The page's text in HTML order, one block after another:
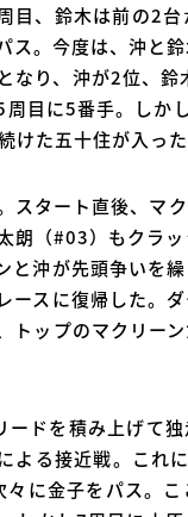
目、鈴木は前の2
。今度は、沖と
なり、沖が2位、
目に5番手。しか
た五十住が入った
スタート直後、マ
朗（#03）もクラ
沖が先頭争いを
スに復帰した。
ップのマクリー
ドを積み上げて
よる接近戦。これ
に金子をパス。